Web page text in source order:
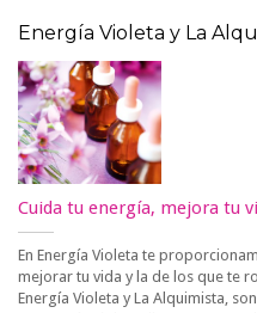
Energía Violeta y La
Cuida tu energía, mejora tu
En Energía Violeta te
mejorar tu vida y la de los que te
Energía Violeta y La Alquimista,